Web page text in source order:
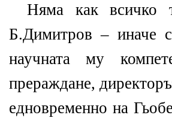
Няма как всичко
Б.Димитров – иначе
научната му
прераждане,
едновременно на